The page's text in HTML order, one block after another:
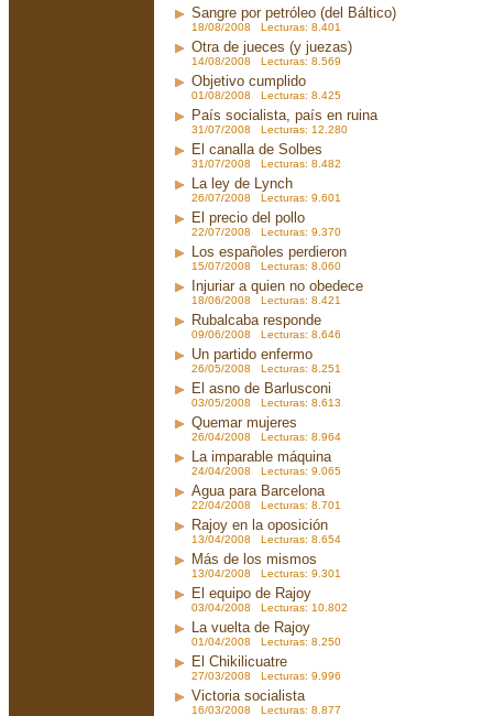
Sangre por petróleo (del Báltico)
18/08/2008 Lecturas: 8.401
Otra de jueces (y juezas)
14/08/2008 Lecturas: 8.569
Objetivo cumplido
01/08/2008 Lecturas: 8.425
País socialista, país en ruina
31/07/2008 Lecturas: 12.280
El canalla de Solbes
31/07/2008 Lecturas: 8.482
La ley de Lynch
26/07/2008 Lecturas: 9.601
El precio del pollo
22/07/2008 Lecturas: 9.370
Los españoles perdieron
15/07/2008 Lecturas: 8.060
Injuriar a quien no obedece
18/06/2008 Lecturas: 8.421
Rubalcaba responde
09/06/2008 Lecturas: 8.646
Un partido enfermo
26/05/2008 Lecturas: 8.251
El asno de Barlusconi
03/05/2008 Lecturas: 8.613
Quemar mujeres
26/04/2008 Lecturas: 8.964
La imparable máquina
24/04/2008 Lecturas: 9.065
Agua para Barcelona
22/04/2008 Lecturas: 8.701
Rajoy en la oposición
13/04/2008 Lecturas: 8.654
Más de los mismos
13/04/2008 Lecturas: 9.301
El equipo de Rajoy
03/04/2008 Lecturas: 10.802
La vuelta de Rajoy
01/04/2008 Lecturas: 8.250
El Chikilicuatre
27/03/2008 Lecturas: 9.996
Victoria socialista
16/03/2008 Lecturas: 8.877